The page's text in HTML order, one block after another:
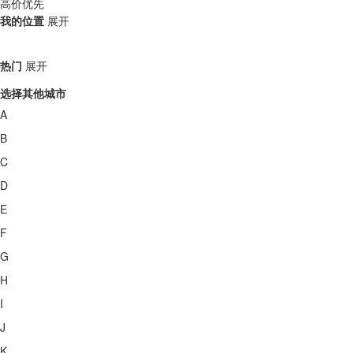
我的位置 展开
热门 展开
选择其他城市
A
B
C
D
E
F
G
H
I
J